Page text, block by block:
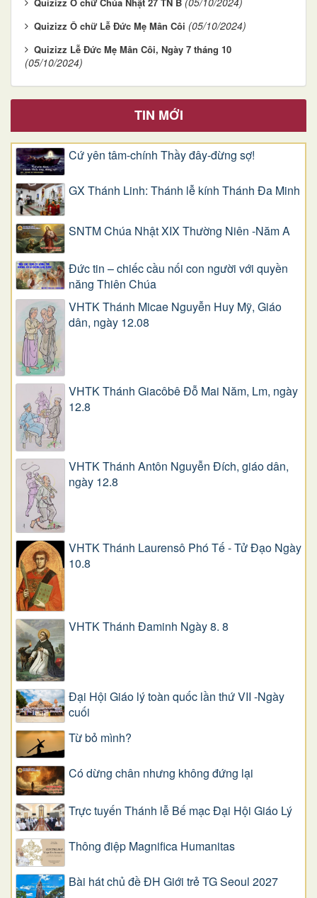
Quizizz Ô chữ Lễ Đức Mẹ Mân Côi (05/10/2024)
Quizizz Lễ Đức Mẹ Mân Côi, Ngày 7 tháng 10
(05/10/2024)
TIN MỚI
Cứ yên tâm-chính Thầy đây-đừng sợ!
GX Thánh Linh: Thánh lễ kính Thánh Đa Minh
SNTM Chúa Nhật XIX Thường Niên -Năm A
Đức tin – chiếc cầu nối con người với quyền
năng Thiên Chúa
VHTK Thánh Micae Nguyễn Huy Mỹ, Giáo
dân, ngày 12.08
VHTK Thánh Giacôbê Ðỗ Mai Năm, Lm, ngày
12.8
VHTK Thánh Antôn Nguyễn Ðích, giáo dân,
ngày 12.8
VHTK Thánh Laurensô Phó Tế - Tử Đạo Ngày
10.8
VHTK Thánh Đaminh Ngày 8. 8
Đại Hội Giáo lý toàn quốc lần thứ VII -Ngày
cuối
Từ bỏ mình?
Có dừng chân nhưng không đứng lại
Trực tuyến Thánh lễ Bế mạc Đại Hội Giáo Lý
Thông điệp Magnifica Humanitas
Bài hát chủ đề ĐH Giới trẻ TG Seoul 2027